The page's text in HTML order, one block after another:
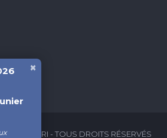
LE COLIBRI - TOUS DROITS RÉSERVÉS
×